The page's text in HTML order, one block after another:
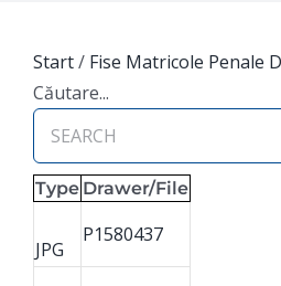
Start/ Fise Matricole Penale
Căutare...
Type Drawer/File
JPG
P1580437